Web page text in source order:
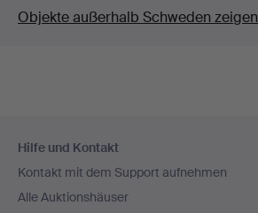
Objekte außerhalb Schweden zeigen
Navigation
Hilfe und Kontakt
Kontakt mit dem Support aufnehmen
Alle Auktionshäuser